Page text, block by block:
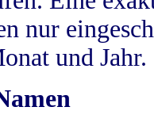
nur
und Jahr.